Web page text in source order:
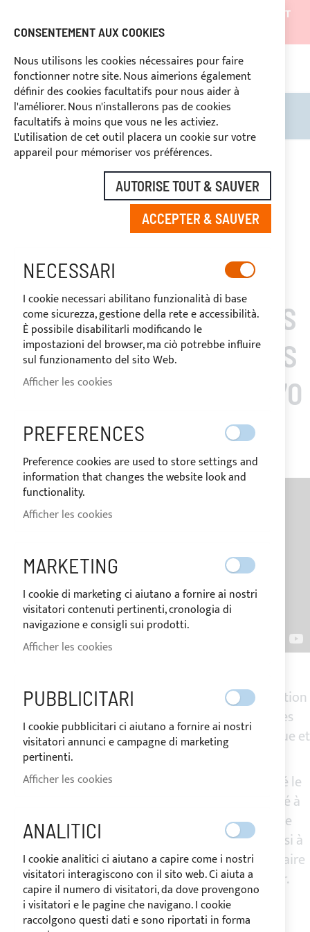
LES EXPÉDITIONS SERONT SUSPENDUES DU 05/08/26 ET
REPRENDRONT À PARTIR DU 27/08/26
REMISES RÉSERVÉES AUX OPERATEURS DU SECTEUR
ASSISTANCE CONTINUE+39 3334669969
NETTUNO MARINE
EQUIPMENT
PRODUCTION DE TAUDS
DE SOLEIL ET HOUSSES
NAUTIQUES DEPUIS 1970
Nettuno Marine Equipment ®
propose une collection
exclusive de tauds de soleil Bimini et de housses
nautiques qui rendent l'extérieur du bateau unique et
fonctionnel.
La marque italienne, fondée en 1970, a renouvelé le
langage de la technologie et de la fonctionnalité à
bord. En synchronisant artisanat et technologie
industrielle, Nettuno Marine Equipment ® a réussi à
concevoir de nouveaux accessoires capables de faire
de l’art de la couture le protagoniste de la mer.
CONSENTEMENT AUX COOKIES
Nous utilisons les cookies nécessaires pour faire
fonctionner notre site. Nous aimerions également
définir des cookies facultatifs pour nous aider à
l'améliorer. Nous n'installerons pas de cookies
facultatifs à moins que vous ne les activiez.
L'utilisation de cet outil placera un cookie sur votre
appareil pour mémoriser vos préférences.
AUTORISE TOUT & SAUVER
ACCEPTER & SAUVER
NECESSARI
I cookie necessari abilitano funzionalità di base
come sicurezza, gestione della rete e accessibilità.
È possibile disabilitarli modificando le
impostazioni del browser, ma ciò potrebbe influire
sul funzionamento del sito Web.
Afficher les cookies
PREFERENCES
Preference cookies are used to store settings and
information that changes the website look and
functionality.
Afficher les cookies
MARKETING
I cookie di marketing ci aiutano a fornire ai nostri
visitatori contenuti pertinenti, cronologia di
navigazione e consigli sui prodotti.
Afficher les cookies
PUBBLICITARI
I cookie pubblicitari ci aiutano a fornire ai nostri
visitatori annunci e campagne di marketing
pertinenti.
Afficher les cookies
ANALITICI
I cookie analitici ci aiutano a capire come i nostri
visitatori interagiscono con il sito web. Ci aiuta a
capire il numero di visitatori, da dove provengono
i visitatori e le pagine che navigano. I cookie
raccolgono questi dati e sono riportati in forma